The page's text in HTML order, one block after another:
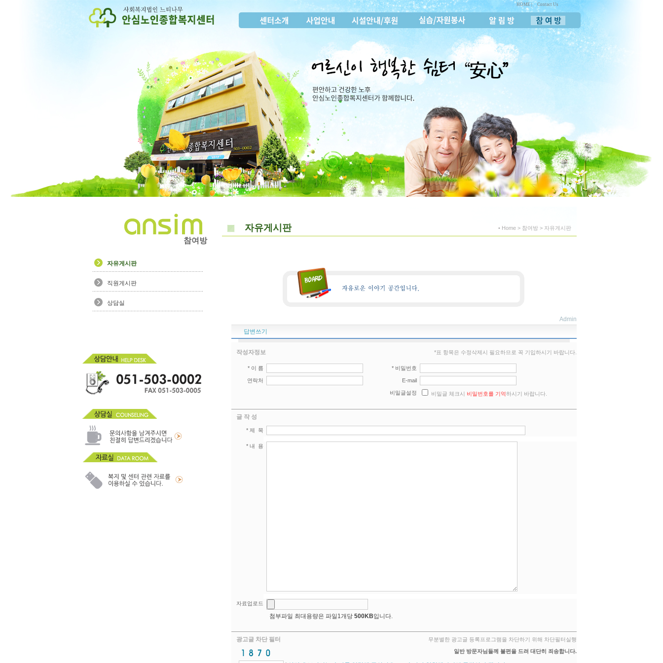
HOME | Contact Us
참여방
자유게시판
직원게시판
상담실
자유게시판 • Home > 참여방 > 자유게시판
Admin
답변쓰기
작성자정보 *표 항목은 수정삭제시 필요하므로 꼭 기입하시기 바랍니다.
* 이 름 * 비밀번호
연락처 E-mail
비밀글설정 비밀글 체크시 비밀번호를 기억하시기 바랍니다.
글 작 성
* 제 목
* 내 용
자료업로드
첨부파일 최대용량은 파일1개당 500KB입니다.
광고글 차단 필터
무분별한 광고글 등록프로그램을 차단하기 위해 차단필터실행
일반 방문자님들께 불편을 드려 대단히 죄송합니다.